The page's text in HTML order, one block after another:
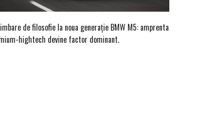
de filosofie la noua generație BMW M5: amprenta
hightech devine factor dominant.